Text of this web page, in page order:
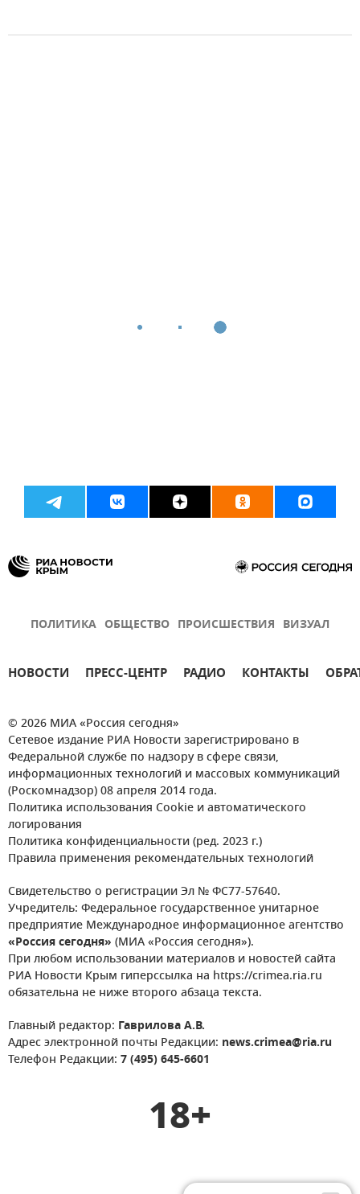
ПОЛИТИКА ОБЩЕСТВО ПРОИСШЕСТВИЯ ВИЗУАЛ
НОВОСТИ ПРЕСС-ЦЕНТР РАДИО КОНТАКТЫ
© 2026 МИА «Россия сегодня»
Сетевое издание РИА Новости зарегистрировано в
Федеральной службе по надзору в сфере связи,
информационных технологий и массовых коммуникаций
(Роскомнадзор) 08 апреля 2014 года.
Политика использования Cookie и автоматического
логирования
Политика конфиденциальности (ред. 2023 г.)
Правила применения рекомендательных технологий
Свидетельство о регистрации Эл № ФС77-57640.
Учредитель: Федеральное государственное унитарное
предприятие Международное информационное агентство
«Россия сегодня» (МИА «Россия сегодня»).
При любом использовании материалов и новостей сайта
РИА Новости Крым гиперссылка на https://crimea.ria.ru
обязательна не ниже второго абзаца текста.
Главный редактор: Гаврилова А.В.
Адрес электронной почты Редакции: news.crimea@ria.ru
Телефон Редакции: 7 (495) 645-6601
18+